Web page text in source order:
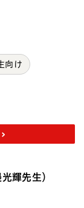
向け
輝先生）